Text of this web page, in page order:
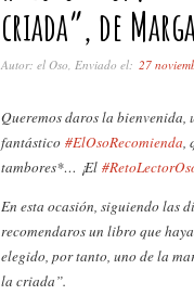
criada”, de
Autor: el Oso, Enviado el: 27
Queremos daros la bienvenida,
fantástico #ElOsoRecomienda
tambores*… ¡El
En esta ocasión, siguiendo las
recomendaros un libro que
elegido, por tanto, uno de la
la criada”.